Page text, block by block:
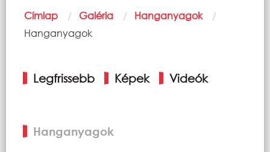
Morzsa
Címlap Galéria
Hanganyagok
Current:
Hanganyagok
fülek
Legfrissebb Képek Videók
Hanganyagok